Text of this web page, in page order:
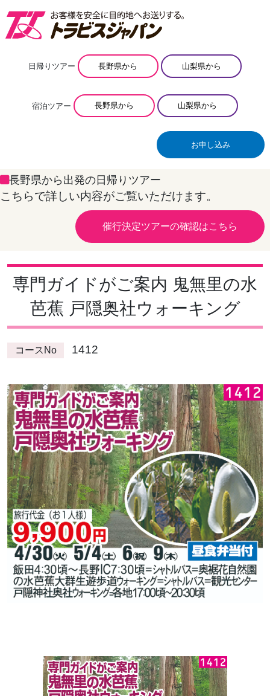
日帰りツアー 長野県から 山梨県から
宿泊ツアー 長野県から 山梨県から
お申し込み
長野県から出発の日帰りツアー
こちらで詳しい内容がご覧いただけます。
催行決定ツアーの確認はこちら
専門ガイドがご案内 鬼無里の水
芭蕉 戸隠奥社ウォーキング
コースNo 1412